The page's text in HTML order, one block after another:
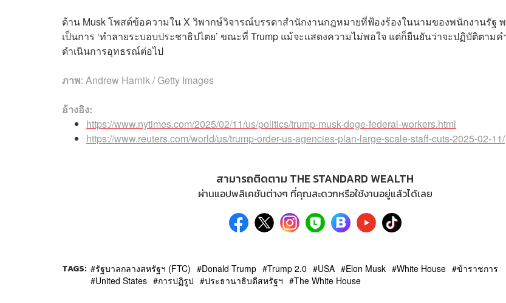
ด้าน Musk โพสต์ข้อความใน X วิพากษ์วิจารณ์บรรดาสำนักงานกฎหมายที่ฟ้องร้องในนามของพนักงานรัฐ
เป็นการ ‘ทำลายระบอบประชาธิปไตย’ ขณะที่ Trump แม้จะแสดงความไม่พอใจ แต่ก็ยืนยันว่าจะปฏิบัติตามค
ดำเนินการอุทธรณ์ต่อไป
ภาพ: Andrew Harnik / Getty Images
อ้างอิง:
https://www.nytimes.com/2025/02/11/us/politics/trump-musk-doge-federal-workers.html
https://www.reuters.com/world/us/trump-order-us-agencies-plan-large-scale-staff-cuts-2025-02-11/
สามารถติดตาม THE STANDARD WEALTH
ผ่านแอปพลิเคชันต่างๆ ที่คุณสะดวกหรือใช้งานอยู่แล้วได้เลย
TAGS: รัฐบาลกลางสหรัฐฯ (FTC) Donald Trump Trump 2.0 USA Elon Musk White House
ข้าราชการ
United States
การปฏิรูป ประธานาธิบดีสหรัฐฯ The White House